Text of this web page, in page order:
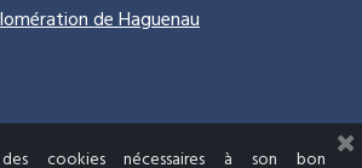
de Haguenau
cookies nécessaires à son bon